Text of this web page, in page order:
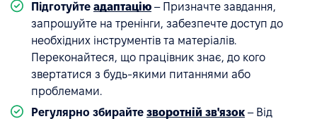
Підготуйте адаптацію – Призначте завдання,
запрошуйте на тренінги, забезпечте доступ до
необхідних інструментів та матеріалів.
Переконайтеся, що працівник знає, до кого
звертатися з будь-якими питаннями або
проблемами.
Регулярно збирайте зворотній зв'язок – Від